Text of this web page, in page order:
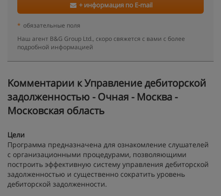
+ информация по E-mail
* обязательные поля
Наш агент B&G Group Ltd., скоро свяжется с вами с более
подробной информацией
Kомментарии к Управление дебиторской
задолженностью - Очная - Москва -
Московская область
Цели
Программа предназначена для ознакомление слушателей
с организационными процедурами, позволяющими
построить эффективную систему управления дебиторской
задолженностью и существенно сократить уровень
дебиторской задолженности.